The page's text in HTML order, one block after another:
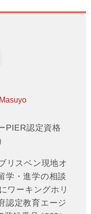
PIER認定資格
リスベン現地オ
学・進学の相談
ワーキングホリ
認定教育エージ